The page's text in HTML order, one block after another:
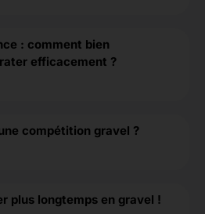
: comment bien
efficacement ?
compétition gravel ?
plus longtemps en gravel !